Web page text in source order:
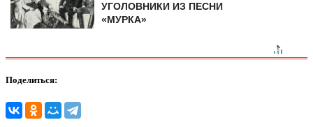
УГОЛОВНИКИ ИЗ ПЕСНИ
«МУРКА»
Поделиться: